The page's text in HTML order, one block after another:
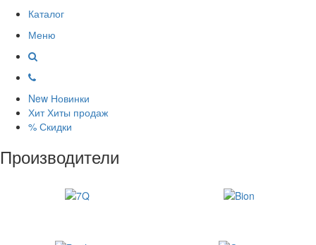
Каталог
Меню
New Новинки
Хит Хиты продаж
% Скидки
Производители